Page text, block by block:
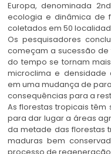
Europa, denominada
ecologia e dinâmica de
coletados em 50
Os pesquisadores
começam a sucessão
do tempo se tornam
microclima e densidade
em uma mudança de
consequências para a
As florestas tropicais
para dar lugar a áreas
da metade das florestas
maduras bem